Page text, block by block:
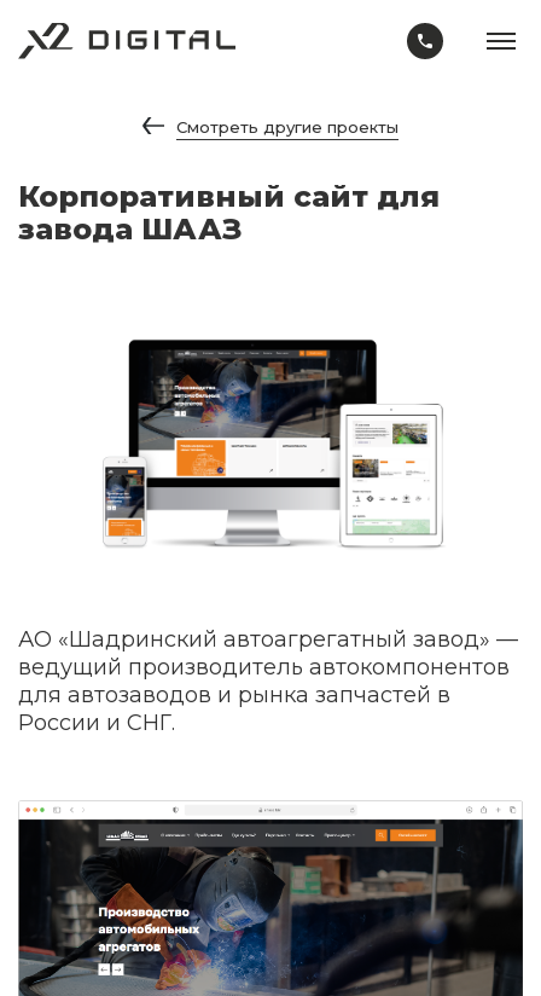
Смотреть другие проекты
Корпоративный сайт для
завода ШААЗ
АО «Шадринский автоагрегатный завод» —
ведущий производитель автокомпонентов
для автозаводов и рынка запчастей в
России и СНГ.